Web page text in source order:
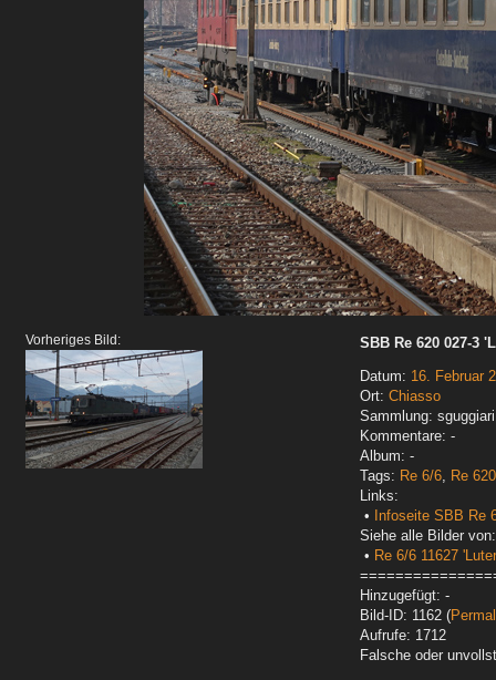
Vorheriges Bild:
SBB Re 620 027-3
Datum: 16. Februar
Ort: Chiasso
Sammlung:
Kommentare: -
Album: -
Tags: Re 6/6, Re 620
Links:
•
Infoseite SBB Re
Siehe alle Bilder von:
• Re 6/6 11627
Hinzugefügt: -
Bild-ID: 1162 (
Aufrufe: 1712
Falsche oder